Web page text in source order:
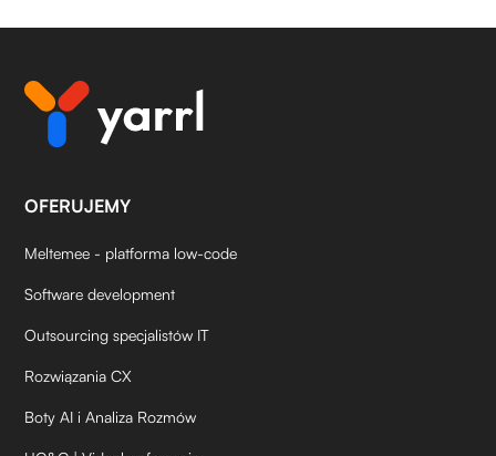
OFERUJEMY
Meltemee - platforma low-code
Software development
Outsourcing specjalistów IT
Rozwiązania CX
Boty AI i Analiza Rozmów